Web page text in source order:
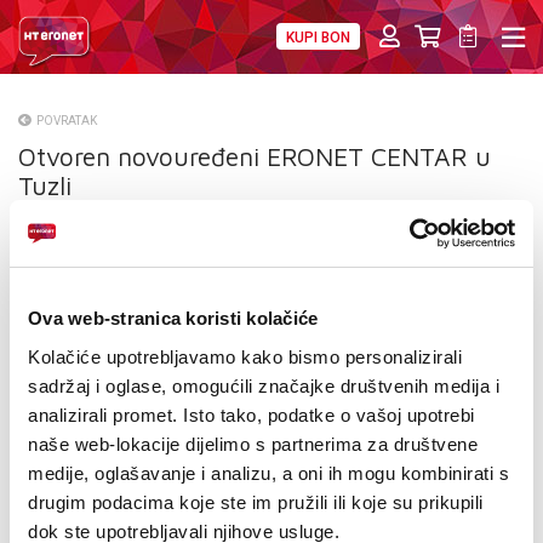
Ova web-stranica koristi kolačiće
Kolačiće upotrebljavamo kako bismo personalizirali
sadržaj i oglase, omogućili značajke društvenih medija i
analizirali promet. Isto tako, podatke o vašoj upotrebi
naše web-lokacije dijelimo s partnerima za društvene
medije, oglašavanje i analizu, a oni ih mogu kombinirati s
drugim podacima koje ste im pružili ili koje su prikupili
dok ste upotrebljavali njihove usluge.
KUPI BON
O NAMA
NATJEČAJI
VELEPRODAJA
KONTAKTI
MOJ PROFIL
E-RAČUN
POVRATAK
Otvoren novouređeni ERONET CENTAR u
Tuzli